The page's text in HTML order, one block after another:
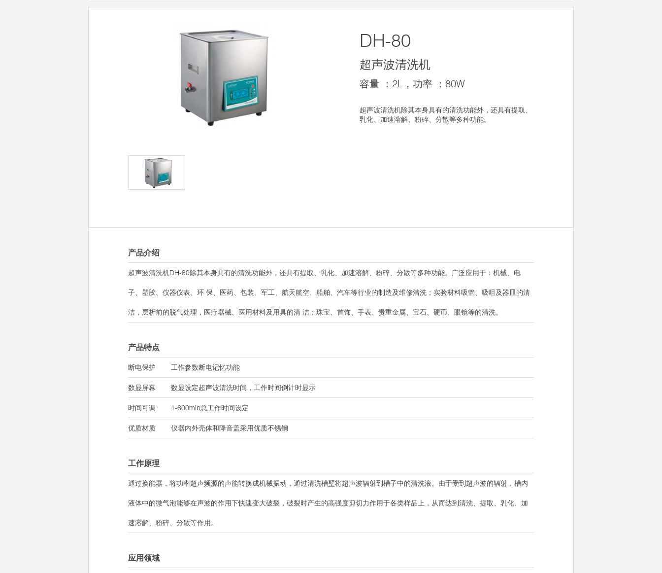
DH-80
超声波清洗机
容量 ：2L，功率 ：80W
超声波清洗机除其本身具有的清洗功能外，还具有提取、
乳化、加速溶解、粉碎、分散等多种功能。
产品介绍
超声波清洗机DH-80除其本身具有的清洗功能外，还具有提取、乳化、加速溶解、粉碎、分散等多种功能。广泛应用于：机械、电
子、塑胶、仪器仪表、环 保、医药、包装、军工、航天航空、船舶、汽车等行业的制造及维修清洗；实验材料吸管、吸咀及器皿的清
洁，层析前的脱气处理，医疗器械、医用材料及用具的清 洁；珠宝、首饰、手表、贵重金属、宝石、硬币、眼镜等的清洗。
产品特点
断电保护 工作参数断电记忆功能
数显屏幕 数显设定超声波清洗时间，工作时间倒计时显示
时间可调 1-600min总工作时间设定
优质材质 仪器内外壳体和降音盖采用优质不锈钢
工作原理
通过换能器，将功率超声频源的声能转换成机械振动，通过清洗槽壁将超声波辐射到槽子中的清洗液。由于受到超声波的辐射，槽内
液体中的微气泡能够在声波的作用下快速变大破裂，破裂时产生的高强度剪切力作用于各类样品上，从而达到清洗、提取、乳化、加
速溶解、粉碎、分散等作用。
应用领域